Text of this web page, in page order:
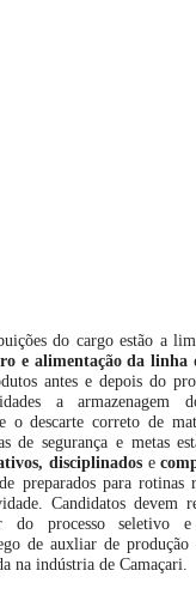
do cargo estão a
e alimentação da linha
antes e depois do
a armazenagem
o descarte correto de
de segurança e metas
disciplinadose
preparados para rotinas
Candidatos devem
do processo seletivo
de auxliar de
na indústria de Camaçari.